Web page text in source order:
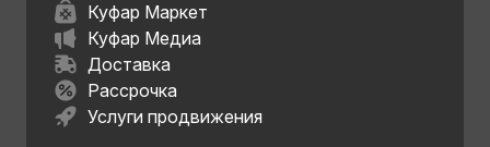
Куфар Маркет
Куфар Медиа
Доставка
Рассрочка
Услуги продвижения